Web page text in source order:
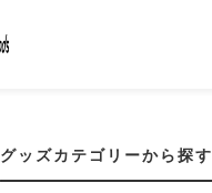
グッズカテゴリーから探す